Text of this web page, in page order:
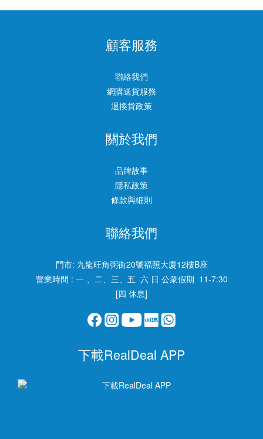
顧客服務
聯絡我們
網購送貨服務
退換貨政策
關於我們
品牌故事
隱私政策
條款與細則
聯絡我們
門市: 九龍旺角弼街20號福照大廈12樓B座
營業時間 : 一 、二、三、五 六 日 公衆假期 11-7:30
[四 休息]
下載RealDeal APP